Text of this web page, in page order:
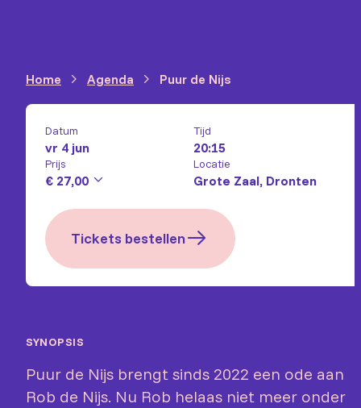
Home Agenda Puur de Nijs
Datum
vr 4 jun
Tijd
20:15
Prijs
€ 27,00
Locatie
Grote Zaal, Dronten
Tickets bestellen
SYNOPSIS
Puur de Nijs brengt sinds 2022 een ode aan
Rob de Nijs. Nu Rob helaas niet meer onder